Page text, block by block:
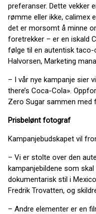
preferanser. Dette vekker
rømme eller ikke, calimex
det er morsomt å minne
foretrekker – er en iskald
følge til en autentisk taco-
Halvorsen, Marketing
– I vår nye kampanje sier
there’s Coca-Cola».
Zero Sugar sammen med
Prisbelønt fotograf
Kampanjebudskapet vil
– Vi er stolte over den
kampanjebildene som
dokumentarisk stil i
Fredrik Trovatten, og
– Andre elementer er en